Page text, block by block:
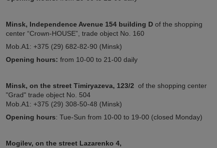
Minsk, Independence Avenue 154 building D of the shopping
center “Crown-HOUSE”, trade object No. 160
Mob.A1: +375 (29) 682-82-90 (Minsk)
Opening hours: from 10-00 to 21-00 daily
Minsk, on the street Timiryazeva, 123/2 of the shopping center
"Grad" trade object No. 504
Mob.A1: +375 (29) 308-50-48 (Minsk)
Opening hours: Tue-Sun from 10-00 to 19-00 (closed Monday)
Mogilev, on the street Lazarenko 4,